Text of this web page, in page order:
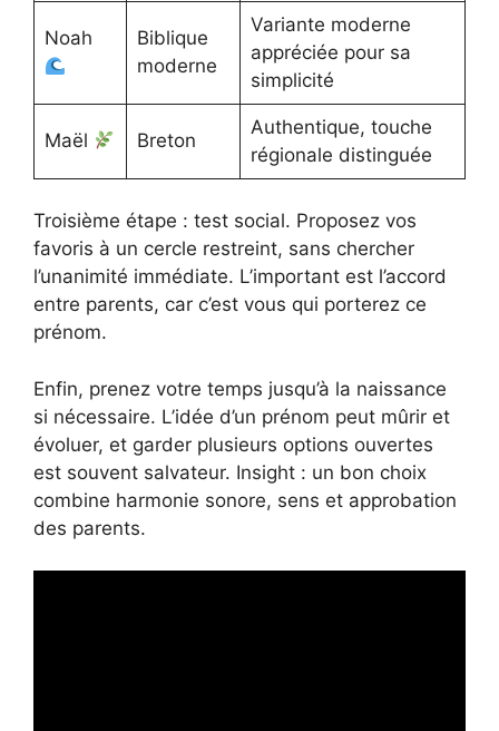
Noah
Biblique
moderne
Variante moderne
appréciée pour sa
simplicité
Maël Breton
Authentique, touche
régionale distinguée
Troisième étape : test social. Proposez vos
favoris à un cercle restreint, sans chercher
l’unanimité immédiate. L’important est l’accord
entre parents, car c’est vous qui porterez ce
prénom.
Enfin, prenez votre temps jusqu’à la naissance
si nécessaire. L’idée d’un prénom peut mûrir et
évoluer, et garder plusieurs options ouvertes
est souvent salvateur. Insight : un bon choix
combine harmonie sonore, sens et approbation
des parents.